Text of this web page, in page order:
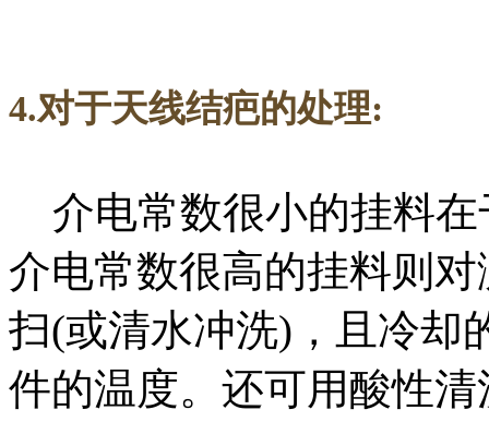
4.对于天线结疤的处理:
介电常数很小的挂料在
介电常数很高的挂料则
扫(或清水冲洗)，且冷却
件的温度。还可用酸性